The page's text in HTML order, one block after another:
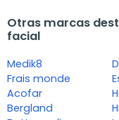
Otras marcas
facial
Medik8
Frais monde
Acofar
Bergland